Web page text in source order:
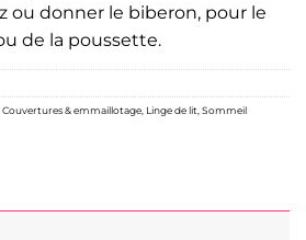
ou donner le biberon, pour le
de la poussette.
Couvertures & emmaillotage, Linge de lit,Sommeil